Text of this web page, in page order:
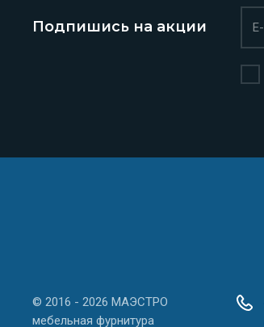
Подпишись на акции
© 2016 - 2026 МАЭСТРО
мебельная фурнитура